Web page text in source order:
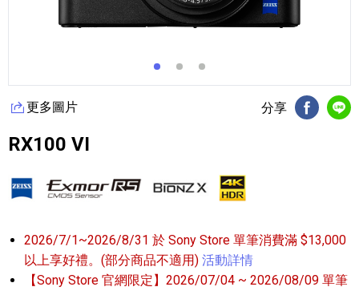
更多圖片 分享
FB分享
RX100 VI
2026/7/1~2026/8/31 於 Sony Store 單筆消費滿 $13,000
以上享好禮。(部分商品不適用) 活動詳情
【Sony Store 官網限定】2026/07/04 ~ 2026/08/09 單筆